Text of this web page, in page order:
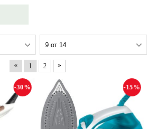
« 1 2 »
-30% -15%